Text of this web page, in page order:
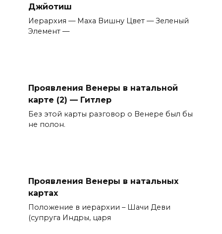
Джйотиш
Иерархия — Маха Вишну Цвет — Зеленый
Элемент —
Проявления Венеры в натальной
карте (2) — Гитлер
Без этой карты разговор о Венере был бы
не полон.
Проявления Венеры в натальных
картах
Положение в иерархии – Шачи Деви
(супруга Индры, царя